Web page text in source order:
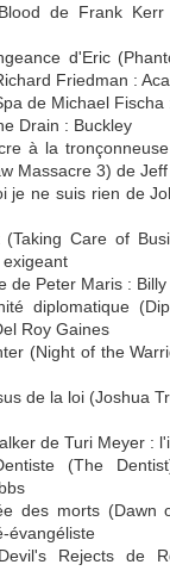
de Frank Kerr
d'Eric
Friedman :
de Michael Fischa
Drain : Buckley
à la
Massacre 3) de
je ne suis rien de
Care of
de Peter Maris : Billy
diplomatique
Roy Gaines
(Night of the
de la loi (Joshua
de Turi Meyer :
(The
des morts (Dawn
évangéliste
Rejects de